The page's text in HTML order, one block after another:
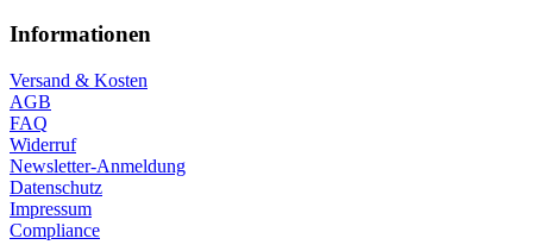
Informationen
Versand & Kosten
AGB
FAQ
Widerruf
Newsletter-Anmeldung
Datenschutz
Impressum
Compliance